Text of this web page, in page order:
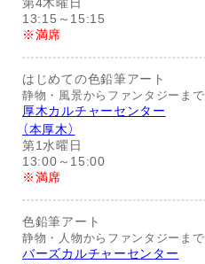
第4木曜日
13:15～15:15
※満席
はじめての色鉛筆アート
静物・風景からファンタジーまで
厚木カルチャーセンター
（本厚木）
第1水曜日
13:00～15:00
※満席
色鉛筆アート
静物・人物からファンタジーまで
バーズカルチャーセンター